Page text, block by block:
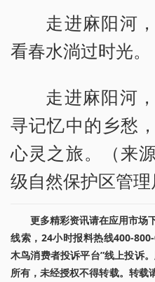
走进麻阳河
看春水淌过时光。
走进麻阳河
寻记忆中的乡愁
心灵之旅。（来
级自然保护区管理
更多精彩资讯请在应用市场
线索，24小时报料热线400-
木鸟消费者投诉平台”线上投诉
所有，未经授权不得转载。转